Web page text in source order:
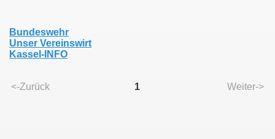
Bundeswehr
Unser Vereinswirt
Kassel-INFO
<-Zurück 1 Weiter->